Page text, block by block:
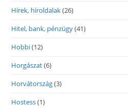
Hírek, híroldalak(26)
Hitel, bank, pénzügy(41)
Hobbi(12)
Horgászat(6)
Horvátország(3)
Hostess(1)